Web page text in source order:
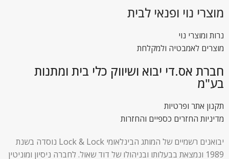
מוצרי נוי ופנאי לבית
נרות ומוצרי נוי
מוצרים לאמבטיה ולמקלחת
חברת אס.די יבוא ושיווק כלי בית ומתנות
בע"מ
תקנון אתר ופרטיות
מדיניות החזרים כספיים והחזרות
יבואנים רשמיים של המותג הבינלאומי Lock & Lock נוסדה בשנת
1989 ונמצאת בבעלותו ובניהולו של דוד שאול. לחברה ניסיון ומוניטין